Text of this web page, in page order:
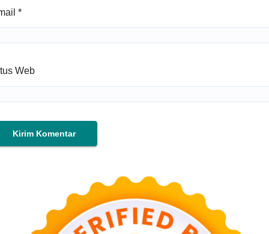
*
Web